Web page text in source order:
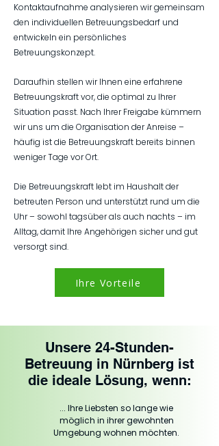
Kontaktaufnahme analysieren wir gemeinsam
den individuellen Betreuungsbedarf und
entwickeln ein persönliches
Betreuungskonzept.
Daraufhin stellen wir Ihnen eine erfahrene
Betreuungskraft vor, die optimal zu Ihrer
Situation passt. Nach Ihrer Freigabe kümmern
wir uns um die Organisation der Anreise –
häufig ist die Betreuungskraft bereits binnen
weniger Tage vor Ort.
Die Betreuungskraft lebt im Haushalt der
betreuten Person und unterstützt rund um die
Uhr – sowohl tagsüber als auch nachts – im
Alltag, damit Ihre Angehörigen sicher und gut
versorgt sind.
Ihre Vorteile
Unsere 24-Stunden-
Betreuung in Nürnberg ist
die ideale Lösung, wenn:
... Ihre Liebsten so lange wie
möglich in ihrer gewohnten
Umgebung wohnen möchten.